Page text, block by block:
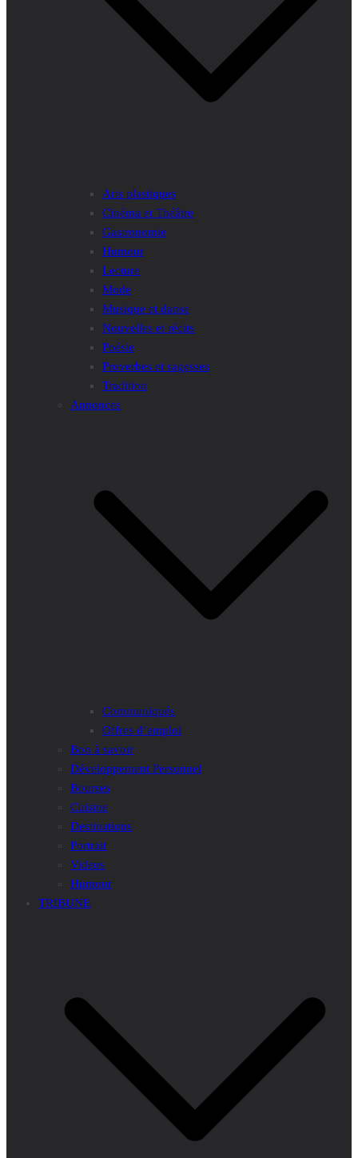
Arts plastiques
Cinéma et Théâtre
Gastronomie
Humour
Lecture
Mode
Musique et danse
Nouvelles et récits
Poésie
Proverbes et sagesses
Tradition
Annonces
Communiqués
Offres d’emploi
Bon à savoir
Développement Personnel
Bourses
Cuisine
Destinations
Portrait
Videos
Humour
TRIBUNE